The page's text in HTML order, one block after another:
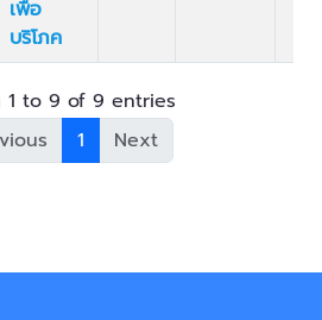
เพื่อ
บริโภค
1 to 9 of 9 entries
1 Next